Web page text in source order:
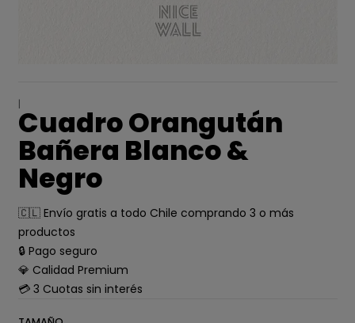
|
Cuadro Orangután
Bañera Blanco &
Negro
🇨🇱 Envío gratis a todo Chile comprando 3 o más
productos
🔒 Pago seguro
💎 Calidad Premium
💳 3 Cuotas sin interés